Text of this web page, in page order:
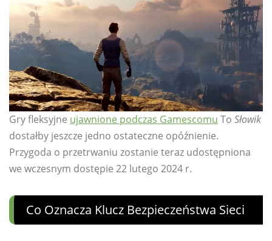
Gry fleksyjne ujawnione podczas Gamescomu To Słowik
dostałby jeszcze jedno ostateczne opóźnienie.
Przygoda o przetrwaniu zostanie teraz udostępniona
we wczesnym dostępie 22 lutego 2024 r.
Co Oznacza Klucz Bezpieczeństwa Sieci